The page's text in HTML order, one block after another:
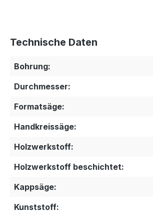
Technische Daten
Bohrung:
Durchmesser:
Formatsäge:
Handkreissäge:
Holzwerkstoff:
Holzwerkstoff beschichtet:
Kappsäge:
Kunststoff: